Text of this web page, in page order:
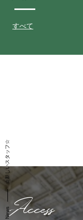
News
☆新しいスタッフ☆
すべて
Access